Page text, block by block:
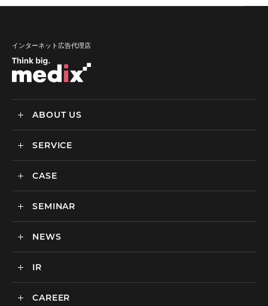
インターネット広告代理店
ABOUT US
メディックスについて
ごあいさつ
SERVICE
サービス
BtoCマーケティング支援
海外マーケティング支援
CASE
実績・事例
SEMINAR
セミナー一覧
NEWS
ニュース一覧
IR
IR情報
CAREER